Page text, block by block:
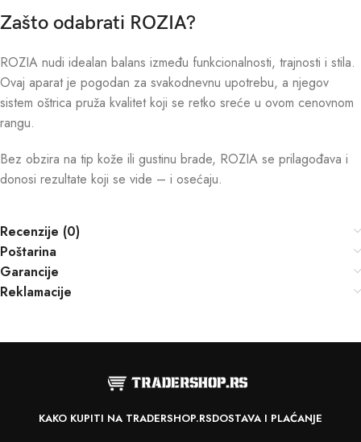
Zašto odabrati ROZIA?
ROZIA nudi idealan balans između funkcionalnosti, trajnosti i stila.
Ovaj aparat je pogodan za svakodnevnu upotrebu, a njegov
sistem oštrica pruža kvalitet koji se retko sreće u ovom cenovnom
rangu.
Bez obzira na tip kože ili gustinu brade, ROZIA se prilagođava i
donosi rezultate koji se vide – i osećaju.
Recenzije (0)
Poštarina
Garancije
Reklamacije
KAKO KUPITI NA TRADERSHOP.RSDOSTAVA I PLAĆANJE